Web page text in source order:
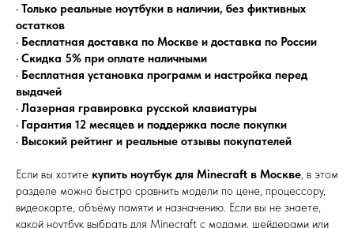
• Только реальные ноутбуки в наличии, без фиктивных
остатков
• Бесплатная доставка по Москве и доставка по России
• Скидка 5% при оплате наличными
• Бесплатная установка программ и настройка перед
выдачей
• Лазерная гравировка русской клавиатуры
• Гарантия 12 месяцев и поддержка после покупки
• Высокий рейтинг и реальные отзывы покупателей
Если вы хотите купить ноутбук для Minecraft в Москве, в этом
разделе можно быстро сравнить модели по цене, процессору,
видеокарте, объёму памяти и назначению. Если вы не знаете,
какой ноутбук выбрать для Minecraft с модами, шейдерами или